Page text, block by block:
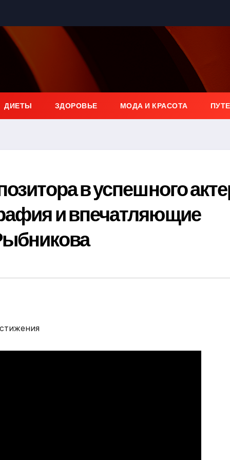
ДИЕТЫ ЗДОРОВЬЕ МОДА И КРАСОТА
в успешного
и впечатляющие